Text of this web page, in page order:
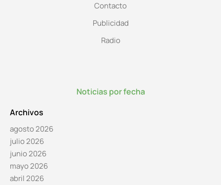
Contacto
Publicidad
Radio
Noticias por fecha
Archivos
agosto 2026
julio 2026
junio 2026
mayo 2026
abril 2026